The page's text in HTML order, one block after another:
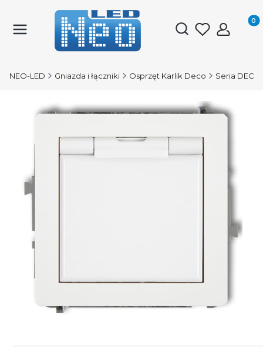
Otwórz
NEO-LED Gniazda i łączniki Osprzęt Karlik Deco Seria DECO